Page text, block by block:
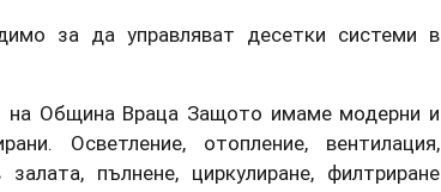
за да управляват десетки системи в
на Община Враца Защото имаме модерни и
Осветление, отопление, вентилация,
пълнене, циркулиране, филтриране